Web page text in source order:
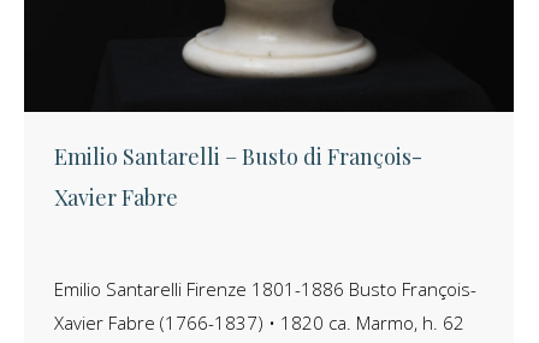
Emilio Santarelli – Busto di François-
Xavier Fabre
Emilio Santarelli Firenze 1801-1886 Busto François-
Xavier Fabre (1766-1837) • 1820 ca. Marmo, h. 62